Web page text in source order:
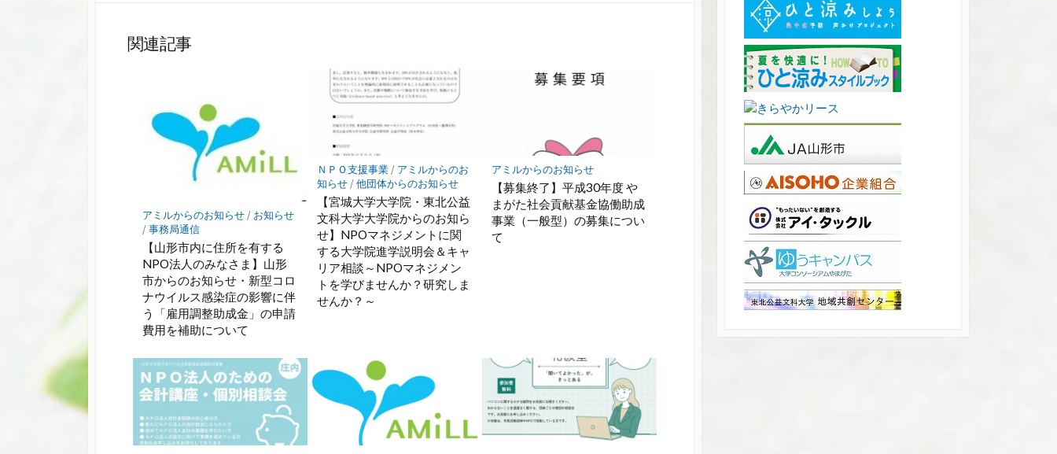
関連記事
アミルからのお知らせ/ お知らせ
/事務局通信
【山形市内に住所を有する
NPO法人のみなさま】山形
市からのお知らせ・新型コロ
ナウイルス感染症の影響に伴
う「雇用調整助成金」の申請
費用を補助について
ＮＰＯ支援事業/ アミルからのお
知らせ/他団体からのお知らせ
【宮城大学大学院・東北公益
文科大学大学院からのお知ら
せ】NPOマネジメントに関
する大学院進学説明会＆キャ
リア相談～NPOマネジメン
トを学びませんか？研究しま
せんか？～
アミルからのお知らせ
【募集終了】平成30年度 や
まがた社会貢献基金協働助成
事業（一般型）の募集につい
て